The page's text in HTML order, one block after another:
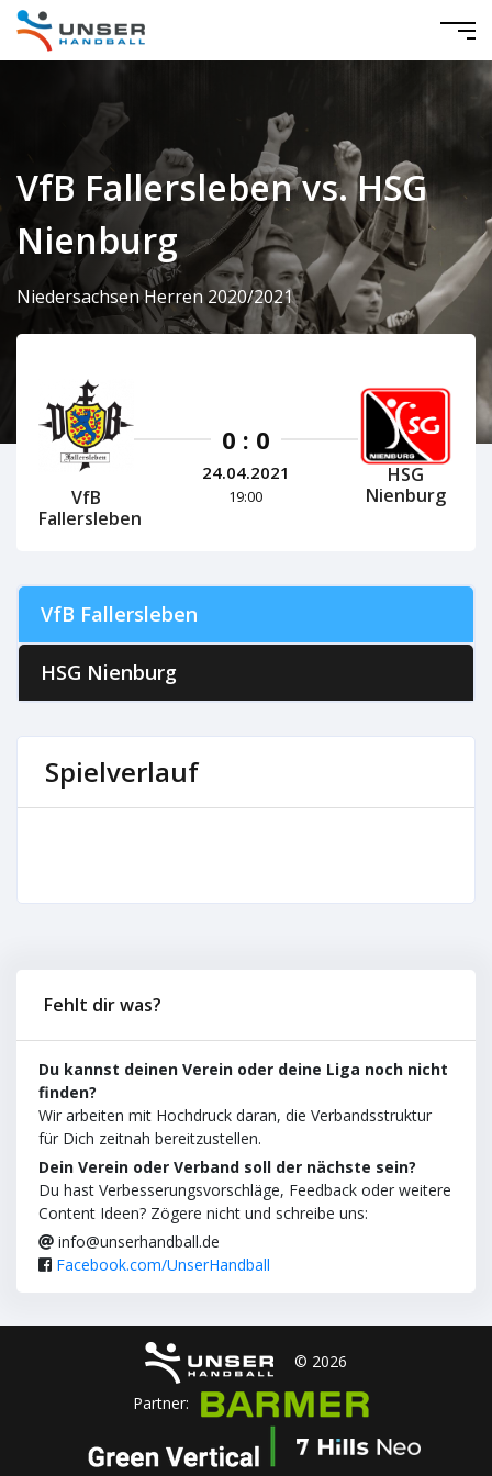
VfB Fallersleben vs. HSG
Nienburg
Niedersachsen Herren 2020/2021
VfB
Fallersleben
0 : 0
24.04.2021
19:00
HSG
Nienburg
VfB Fallersleben
HSG Nienburg
Spielverlauf
Fehlt dir was?
Du kannst deinen Verein oder deine Liga noch nicht
finden?
Wir arbeiten mit Hochdruck daran, die Verbandsstruktur
für Dich zeitnah bereitzustellen.
Dein Verein oder Verband soll der nächste sein?
Du hast Verbesserungsvorschläge, Feedback oder weitere
Content Ideen? Zögere nicht und schreibe uns:
info@unserhandball.de
Facebook.com/UnserHandball
© 2026
Partner: